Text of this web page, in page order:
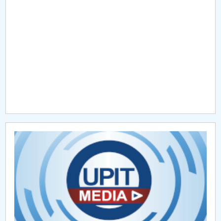
Chestionar angajabilitate ALUMNI – UPB
CAR2026
MENIU CANTINA
Despre Facultate
Departamentul Autovehicule și Transporturi